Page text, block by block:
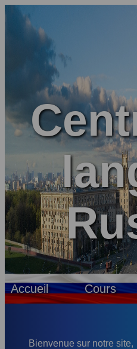
Accueil
Cours
Cours
Cours
Cours
Cours
Cours
Cours
Cours
Bienvenue sur notre site,